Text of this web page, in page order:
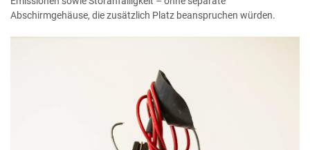
Abschirmgehäuse, die zusätzlich Platz beanspruchen würden.